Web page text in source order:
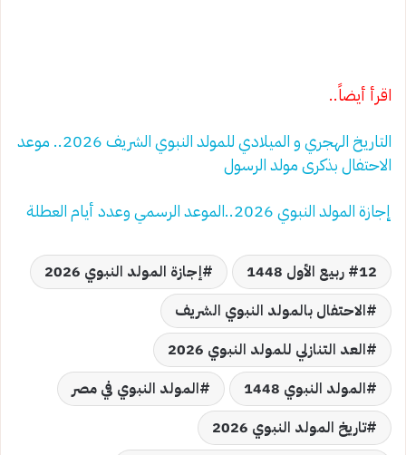
اقرأ أيضاً..
التاريخ الهجري و الميلادي للمولد النبوي الشريف 2026.. موعد
الاحتفال بذكرى مولد الرسول
إجازة المولد النبوي 2026..الموعد الرسمي وعدد أيام العطلة
12 ربيع الأول 1448
إجازة المولد النبوي 2026
الاحتفال بالمولد النبوي الشريف
العد التنازلي للمولد النبوي 2026
المولد النبوي 1448
المولد النبوي في مصر
تاريخ المولد النبوي 2026